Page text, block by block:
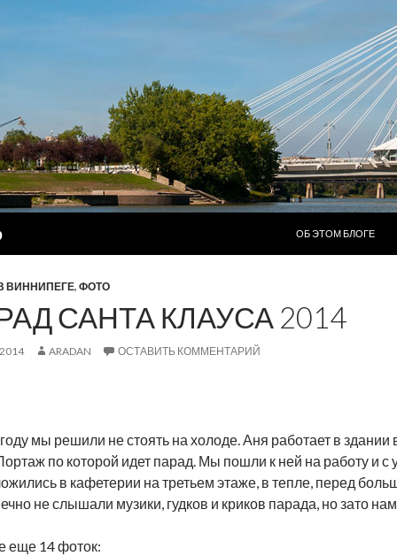
ОБ ЭТОМ БЛОГЕ
ВИННИПЕГЕ, ФОТО
САНТА КЛАУСА 2014
ARADAN ОСТАВИТЬ КОММЕНТАРИЙ
мы решили не стоять на холоде. Аня работает в
по которой идет парад. Мы пошли к ней на работу и с
в кафетерии на третьем этаже, в тепле, перед
не слышали музики, гудков и криков парада, но зато
еще 14 фоток: